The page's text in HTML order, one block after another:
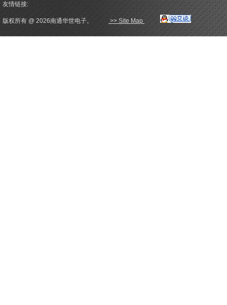
友情链接:
版权所有 @ 2026南通华世电子。 >> Site Map